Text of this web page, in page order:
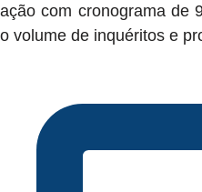
ação com cronograma de
o volume de inquéritos e